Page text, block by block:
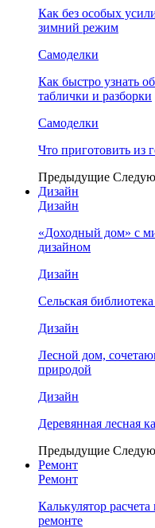
Как без особых
зимний режим
Самоделки
Как быстро узнать
таблички и разборки
Самоделки
Что приготовить из
Предыдущие
Дизайн
Дизайн
«Доходный дом» с
дизайном
Дизайн
Сельская
Дизайн
Лесной дом,
природой
Дизайн
Деревянная лесная
Предыдущие
Ремонт
Ремонт
Калькулятор
ремонте